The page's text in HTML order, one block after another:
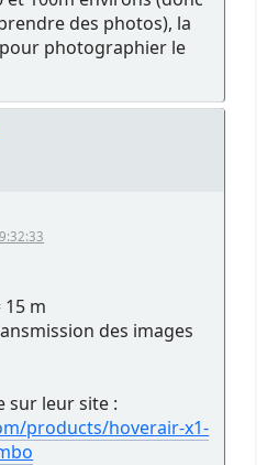
des photos), la
photographier le
m
des images
sur leur site :
products/hoverair-x1-